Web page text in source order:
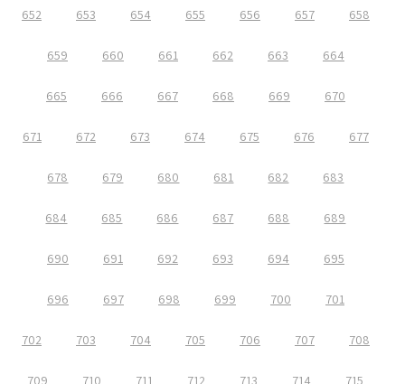
652 653 654 655 656 657 658
659 660 661 662 663 664
665 666 667 668 669 670
671 672 673 674 675 676 677
678 679 680 681 682 683
684 685 686 687 688 689
690 691 692 693 694 695
696 697 698 699 700 701
702 703 704 705 706 707 708
709 710 711 712 713 714 715